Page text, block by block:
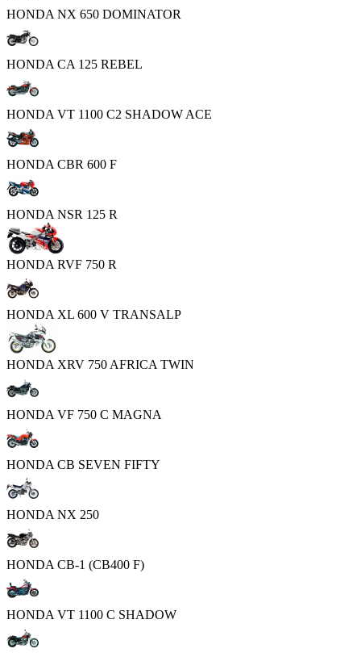
HONDA NX 650 DOMINATOR
HONDA CA 125 REBEL
HONDA VT 1100 C2 SHADOW ACE
HONDA CBR 600 F
HONDA NSR 125 R
HONDA RVF 750 R
HONDA XL 600 V TRANSALP
HONDA XRV 750 AFRICA TWIN
HONDA VF 750 C MAGNA
HONDA CB SEVEN FIFTY
HONDA NX 250
HONDA CB-1 (CB400 F)
HONDA VT 1100 C SHADOW